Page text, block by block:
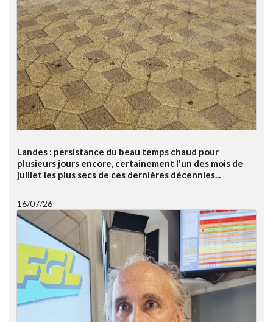
Landes : persistance du beau temps chaud pour
plusieurs jours encore, certainement l'un des mois de
juillet les plus secs de ces dernières décennies...
16/07/26